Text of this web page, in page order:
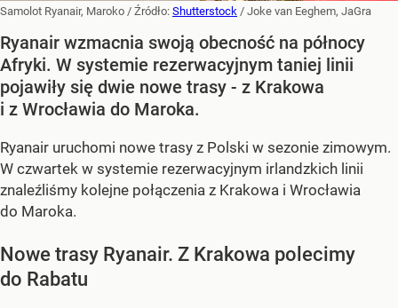
Samolot Ryanair, Maroko / Źródło: Shutterstock / Joke van Eeghem, JaGra
Ryanair wzmacnia swoją obecność na północy
Afryki. W systemie rezerwacyjnym taniej linii
pojawiły się dwie nowe trasy - z Krakowa
i z Wrocławia do Maroka.
Ryanair uruchomi nowe trasy z Polski w sezonie zimowym.
W czwartek w systemie rezerwacyjnym irlandzkich linii
znaleźliśmy kolejne połączenia z Krakowa i Wrocławia
do Maroka.
Nowe trasy Ryanair. Z Krakowa polecimy
do Rabatu